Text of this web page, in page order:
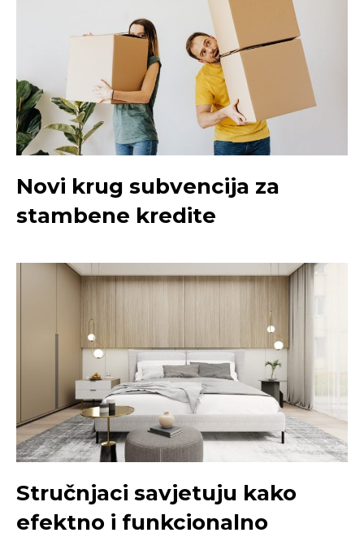
Novi krug subvencija za
stambene kredite
Stručnjaci savjetuju kako
efektno i funkcionalno